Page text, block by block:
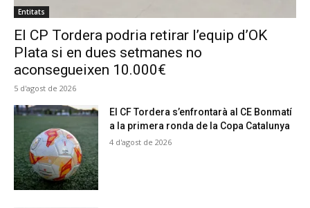
Entitats
El CP Tordera podria retirar l’equip d’OK
Plata si en dues setmanes no
aconsegueixen 10.000€
5 d'agost de 2026
El CF Tordera s’enfrontarà al CE Bonmatí
a la primera ronda de la Copa Catalunya
4 d'agost de 2026